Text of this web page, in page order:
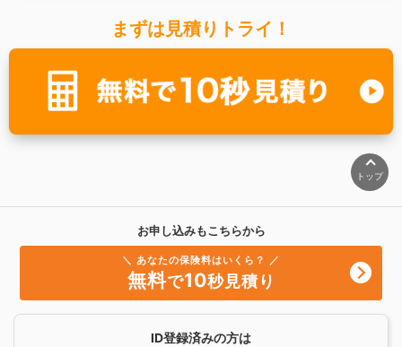
まずは見積りトライ！
トップ
お申し込みもこちらから
＼ あなたの保険料はいくら？ ／
無料で10秒見積り
ID登録済みの方は